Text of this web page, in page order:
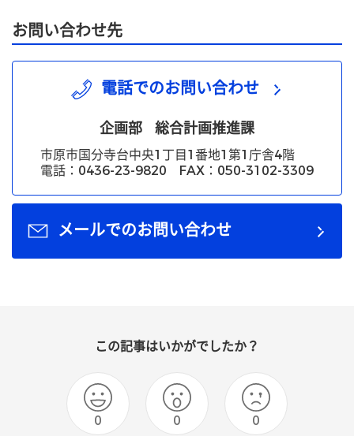
お問い合わせ先
電話でのお問い合わせ
企画部 総合計画推進課
市原市国分寺台中央1丁目1番地1第1庁舎4階
電話：0436-23-9820 FAX：050-3102-3309
メールでのお問い合わせ
この記事はいかがでしたか？
0 0 0